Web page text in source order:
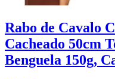
Rabo de Cavalo
Cacheado 50cm
Benguela 150g,